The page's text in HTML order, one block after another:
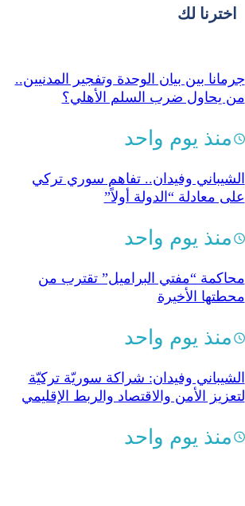
اخترنا لك
جرمانا بين بيان الوحدة وتفجير المدنيين..
من يحاول ضرب السلم الأهلي؟
منذ يوم واحد
الشيباني وفيدان.. تفاهم سوري تركي
على معادلة “الدولة أولاً”
منذ يوم واحد
محاكمة “مفتي البراميل” تقترب من
محطتها الأخيرة
منذ يوم واحد
الشيباني وفيدان: شراكة سوريّة تركيّة
لتعزيز الأمن والاقتصاد والربط الإقليمي
منذ يوم واحد